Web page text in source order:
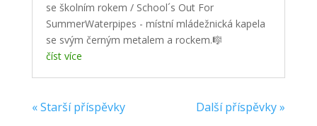
se školním rokem / School´s Out For
SummerWaterpipes - místní mládežnická kapela
se svým černým metalem a rockem.🎼
číst více
« Starší příspěvky Další příspěvky »